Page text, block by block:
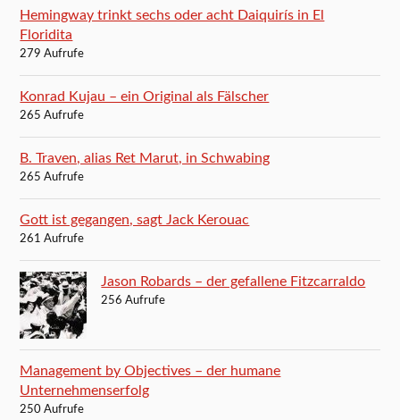
Hemingway trinkt sechs oder acht Daiquirís in El
Floridita
279 Aufrufe
Konrad Kujau – ein Original als Fälscher
265 Aufrufe
B. Traven, alias Ret Marut, in Schwabing
265 Aufrufe
Gott ist gegangen, sagt Jack Kerouac
261 Aufrufe
Jason Robards – der gefallene Fitzcarraldo
256 Aufrufe
Management by Objectives – der humane
Unternehmenserfolg
250 Aufrufe